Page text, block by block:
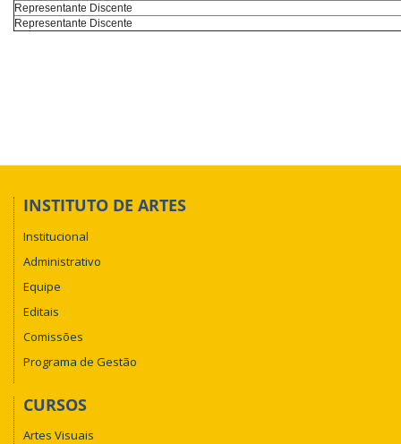
Representante Discente
Representante Discente
INSTITUTO DE ARTES
Institucional
Administrativo
Equipe
Editais
Comissões
Programa de Gestão
CURSOS
Artes Visuais